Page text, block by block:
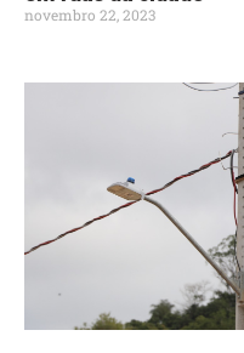
novembro 22, 2023